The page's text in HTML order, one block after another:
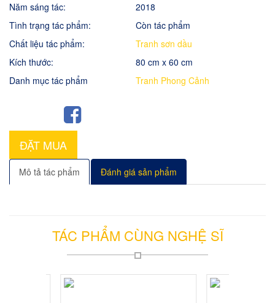
Năm sáng tác:
2018
Tình trạng tác phẩm:
Còn tác phẩm
Chất liệu tác phẩm:
Tranh sơn dầu
Kích thước:
80 cm x 60 cm
Danh mục tác phẩm
Tranh Phong Cảnh
ĐẶT MUA
Mô tả tác phẩm Đánh giá sản phẩm
TÁC PHẨM CÙNG NGHỆ SĨ